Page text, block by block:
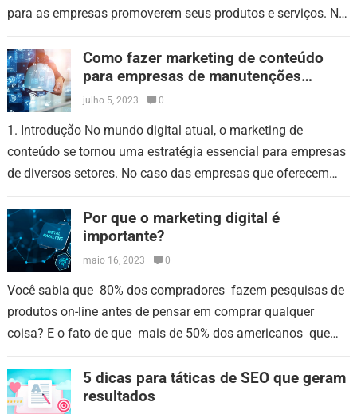
para as empresas promoverem seus produtos e serviços. No
Como fazer marketing de conteúdo
para empresas de manutenções
preventivas em cabine primária
julho 5, 2023 0
1. Introdução No mundo digital atual, o marketing de
conteúdo se tornou uma estratégia essencial para empresas
de diversos setores. No caso das empresas que oferecem
Por que o marketing digital é
importante?
maio 16, 2023 0
Você sabia que 80% dos compradores fazem pesquisas de
produtos on-line antes de pensar em comprar qualquer
coisa? E o fato de que mais de 50% dos americanos que
5 dicas para táticas de SEO que geram
resultados